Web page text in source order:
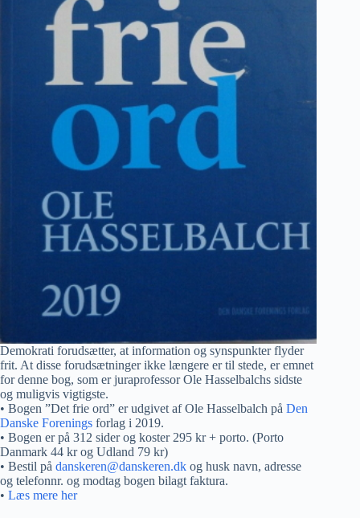
Demokrati forudsætter, at information og synspunkter flyder
frit. At disse forudsætninger ikke længere er til stede, er emnet
for denne bog, som er juraprofessor Ole Hasselbalchs sidste
og muligvis vigtigste.
• Bogen ”Det frie ord” er udgivet af Ole Hasselbalch på Den
Danske Forenings forlag i 2019.
• Bogen er på 312 sider og koster 295 kr + porto. (Porto
Danmark 44 kr og Udland 79 kr)
• Bestil på danskeren@danskeren.dk og husk navn, adresse
og telefonnr. og modtag bogen bilagt faktura.
• Læs mere her